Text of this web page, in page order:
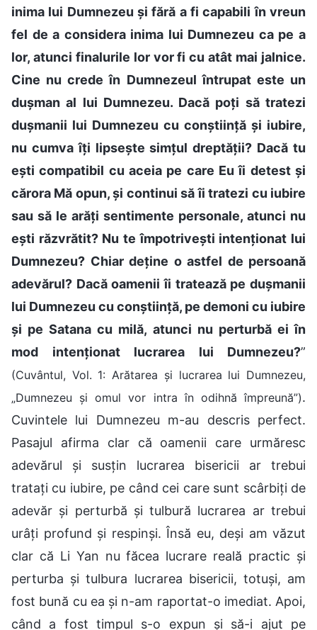
inima lui Dumnezeu și fără a fi capabili în vreun
fel de a considera inima lui Dumnezeu ca pe a
lor, atunci finalurile lor vor fi cu atât mai jalnice.
Cine nu crede în Dumnezeul întrupat este un
dușman al lui Dumnezeu. Dacă poți să tratezi
dușmanii lui Dumnezeu cu conștiință și iubire,
nu cumva îți lipsește simțul dreptății? Dacă tu
ești compatibil cu aceia pe care Eu îi detest și
cărora Mă opun, și continui să îi tratezi cu iubire
sau să le arăți sentimente personale, atunci nu
ești răzvrătit? Nu te împotrivești intenționat lui
Dumnezeu? Chiar deține o astfel de persoană
adevărul? Dacă oamenii îi tratează pe dușmanii
lui Dumnezeu cu conștiință, pe demoni cu iubire
și pe Satana cu milă, atunci nu perturbă ei în
mod intenționat lucrarea lui Dumnezeu?”
(Cuvântul, Vol. 1: Arătarea și lucrarea lui Dumnezeu,
„Dumnezeu și omul vor intra în odihnă împreună”).
Cuvintele lui Dumnezeu m-au descris perfect.
Pasajul afirma clar că oamenii care urmăresc
adevărul și susțin lucrarea bisericii ar trebui
tratați cu iubire, pe când cei care sunt scârbiți de
adevăr și perturbă și tulbură lucrarea ar trebui
urâți profund și respinși. Însă eu, deși am văzut
clar că Li Yan nu făcea lucrare reală practic și
perturba și tulbura lucrarea bisericii, totuși, am
fost bună cu ea și n-am raportat-o imediat. Apoi,
când a fost timpul s-o expun și să-i ajut pe